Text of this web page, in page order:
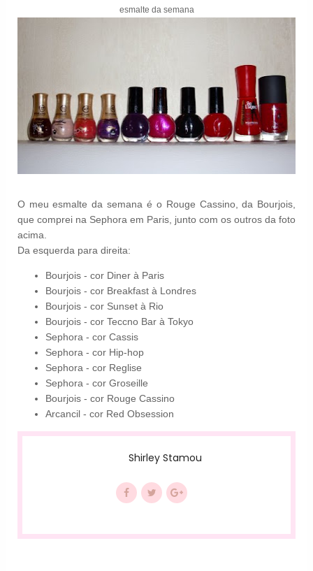
esmalte da semana
O meu esmalte da semana é o Rouge Cassino, da Bourjois,
que comprei na Sephora em Paris, junto com os outros da foto
acima.
Da esquerda para direita:
Bourjois - cor Diner à Paris
Bourjois - cor Breakfast à Londres
Bourjois - cor Sunset à Rio
Bourjois - cor Teccno Bar à Tokyo
Sephora - cor Cassis
Sephora - cor Hip-hop
Sephora - cor Reglise
Sephora - cor Groseille
Bourjois - cor Rouge Cassino
Arcancil - cor Red Obsession
Shirley Stamou